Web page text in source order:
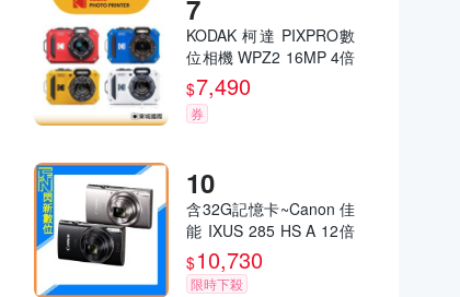
KODAK 柯達 PIXPRO數
位相機 WPZ2 16MP 4倍
光學變焦 防水數位相機
公司貨
$7,490
券
含32G記憶卡~Canon 佳
能 IXUS 285 HS A 12倍
變焦 數位相機(285HS,
公司貨)
$10,730
限時下殺